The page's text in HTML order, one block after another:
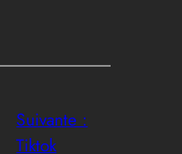
Suivante :
Tiktok